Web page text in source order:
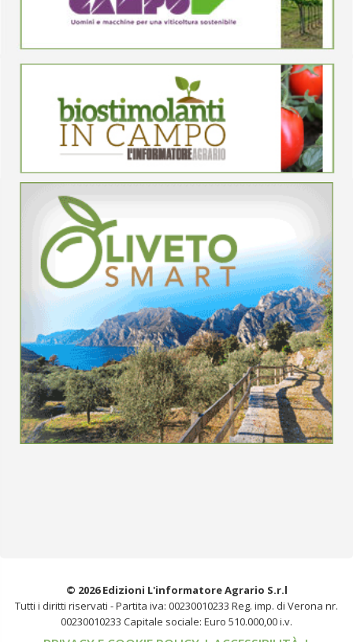
© 2026 Edizioni L'informatore Agrario S.r.l
Tutti i diritti riservati -Partita iva: 00230010233 Reg. imp. di Verona nr.
00230010233 Capitale sociale: Euro 510.000,00 i.v.